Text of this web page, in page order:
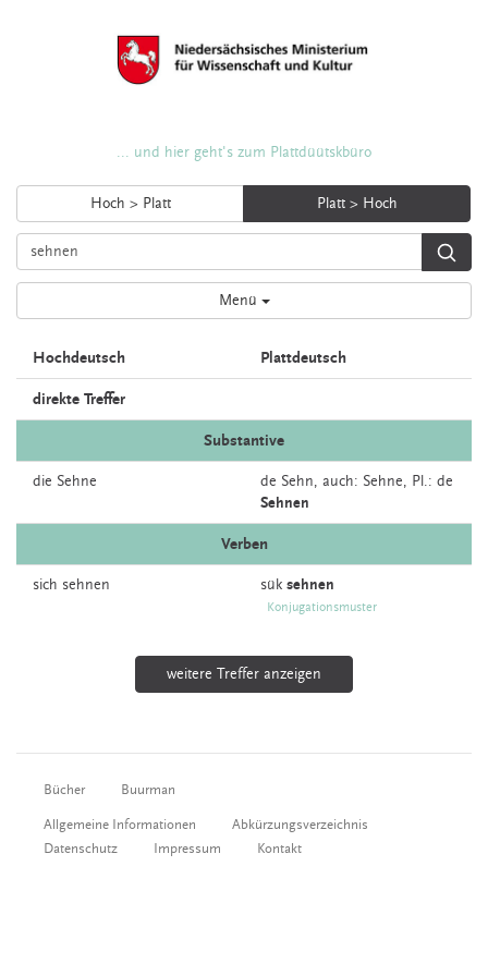
... und hier geht's zum Plattdüütskbüro
Hoch > Platt Platt > Hoch
Menü
Hochdeutsch Plattdeutsch
direkte Treffer
Substantive
die Sehne de Sehn, auch: Sehne, Pl.: de
Sehnen
Verben
sich sehnen sük sehnen
Konjugationsmuster
weitere Treffer anzeigen
Bücher Buurman
Allgemeine Informationen
Abkürzungsverzeichnis
Datenschutz
Impressum Kontakt